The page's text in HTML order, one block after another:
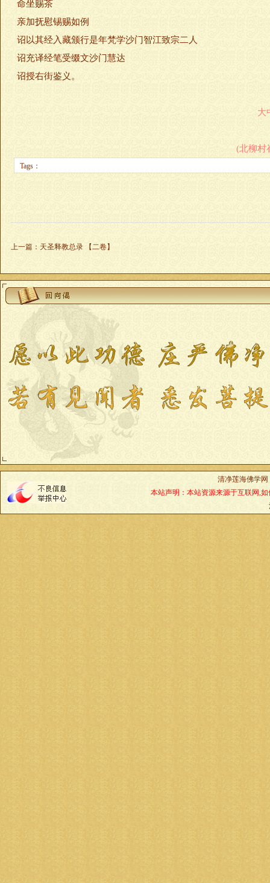
命坐赐茶
亲加抚慰锡赐如例
诏以其经入藏颁行是年梵学沙门智江致宗二人
诏充译经笔受缀文沙门慧达
诏授右街鉴义。
大
(北柳村
Tags：
上一篇 ： 天圣释教总录 【二卷】
清净莲海佛学网
本站声明：本站资源来源于互联网,